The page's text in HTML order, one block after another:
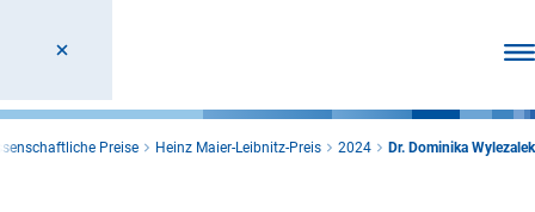
Preise Heinz Maier-Leibnitz-Preis 2024 Dr. Dominika Wylezalek